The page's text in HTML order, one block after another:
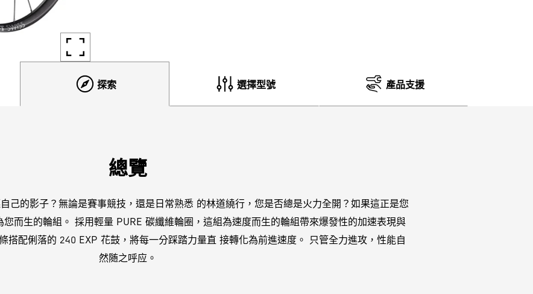
探索 選擇型號 產品支援
總覽
己的影子？無論是賽事競技，還是日常熟悉 的林道繞行，您是否總是火力全開？如果這正是您
而生的輪組。 採用輕量 PURE 碳纖維輪圈，這組為速度而生的輪組帶來爆發性的加速表現與
配俐落的 240 EXP 花鼓，將每一分踩踏力量直 接轉化為前進速度。 只管全力進攻，性能自
然随之呼应。